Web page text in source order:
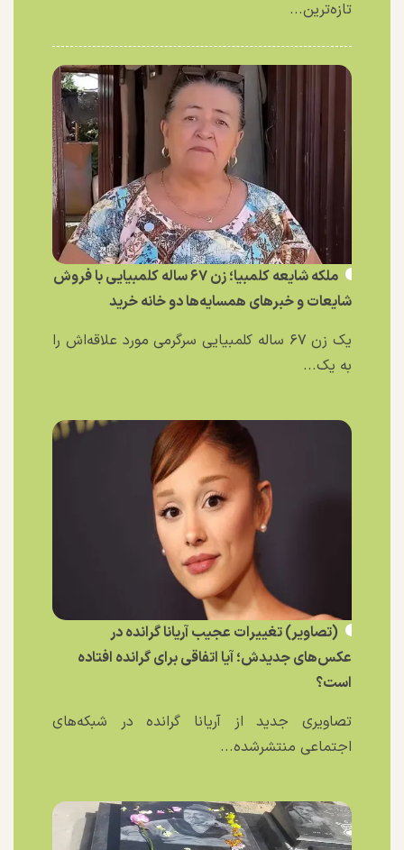
تازه‌ترین...
ملکه شایعه کلمبیا؛ زن ۶۷ ساله کلمبیایی با فروش
شایعات و خبر‌های همسایه‌ها دو خانه خرید
یک زن ۶۷ ساله کلمبیایی سرگرمی مورد علاقه‌اش را
به یک...
(تصاویر) تغییرات عجیب آریانا گرانده در
عکس‌های جدیدش؛ آیا اتفاقی برای گرانده افتاده
است؟
تصاویری جدید از آریانا گرانده در شبکه‌های
اجتماعی منتشرشده...